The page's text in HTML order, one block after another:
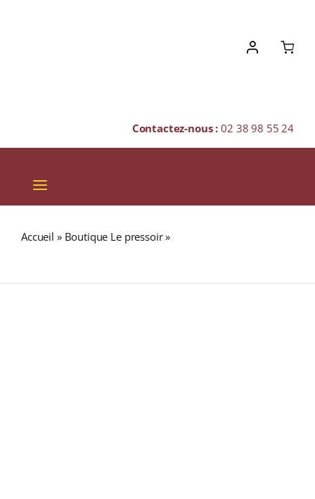
Contactez-nous :02 38 98 55 24
Toggle
Navigation
SPIRITUEUX
Accueil » Boutique Le pressoir»